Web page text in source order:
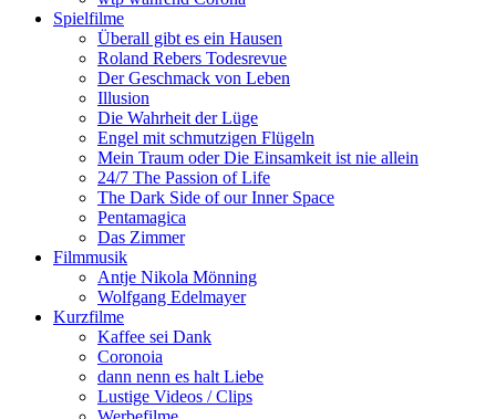
Spielfilme
Überall gibt es ein Hausen
Roland Rebers Todesrevue
Der Geschmack von Leben
Illusion
Die Wahrheit der Lüge
Engel mit schmutzigen Flügeln
Mein Traum oder Die Einsamkeit ist nie allein
24/7 The Passion of Life
The Dark Side of our Inner Space
Pentamagica
Das Zimmer
Filmmusik
Antje Nikola Mönning
Wolfgang Edelmayer
Kurzfilme
Kaffee sei Dank
Coronoia
dann nenn es halt Liebe
Lustige Videos / Clips